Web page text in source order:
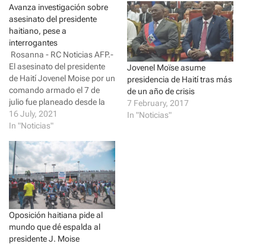
a
r
e
o
n
T
w
i
t
t
e
r
(
O
p
e
n
i
n
n
e
w
w
n
d
o
w
)
a
r
e
o
n
a
c
e
b
o
o
k
(
s
i
n
n
e
w
w
i
n
d
o
w
)
Avanza investigación sobre
asesinato del presidente
haitiano, pese a
interrogantes
Rosanna - RC Noticias AFP.-
El asesinato del presidente
de Haití Jovenel Moise por un
comando armado el 7 de
julio fue planeado desde la
vecina República
Dominicana, según el jefe de
también anunció la
detención del jefe de
guardaespaldas y otros tres
miembros de su seguridad.…
16 July, 2021
In "Noticias"
Jovenel Moïse asume
presidencia de Haití tras más
de un año de crisis
7 February, 2017
In "Noticias"
Oposición haitiana pide al
mundo que dé espalda al
presidente J. Moise